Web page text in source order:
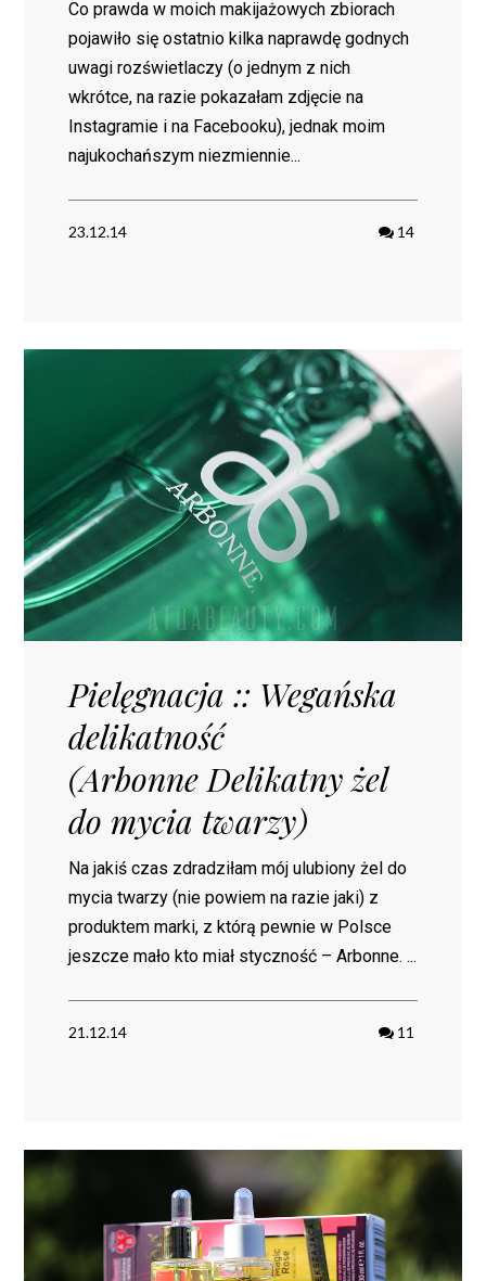
Co prawda w moich makijażowych zbiorach
pojawiło się ostatnio kilka naprawdę godnych
uwagi rozświetlaczy (o jednym z nich
wkrótce, na razie pokazałam zdjęcie na
Instagramie i na Facebooku), jednak moim
najukochańszym niezmiennie...
23.12.14 14
Pielęgnacja :: Wegańska
delikatność
(Arbonne Delikatny żel
do mycia twarzy)
Na jakiś czas zdradziłam mój ulubiony żel do
mycia twarzy (nie powiem na razie jaki) z
produktem marki, z którą pewnie w Polsce
jeszcze mało kto miał styczność – Arbonne. ...
21.12.14 11